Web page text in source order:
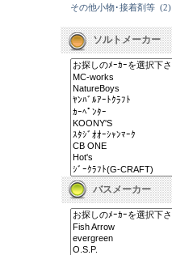
その他小物･接着剤等 (2)
ソルトメーカー
バスメーカー